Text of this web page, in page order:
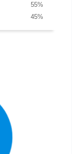
%
55
%
45